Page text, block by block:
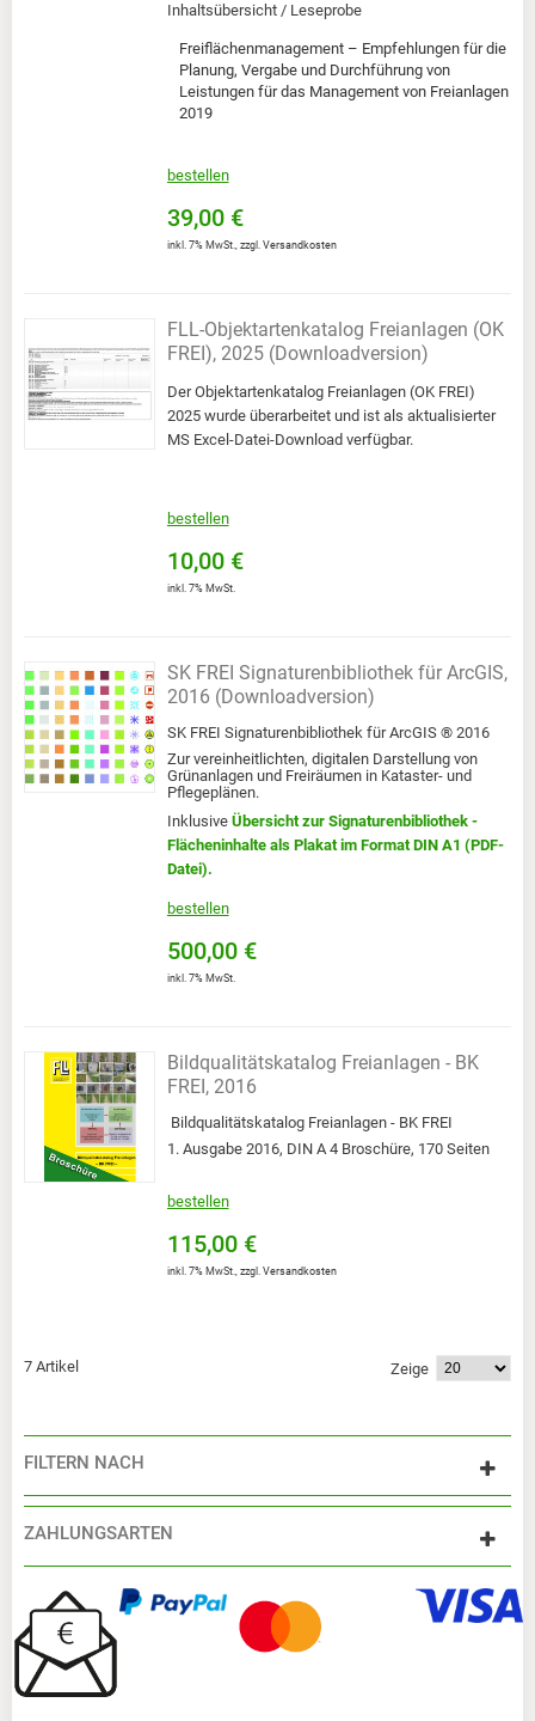
Inhaltsübersicht / Leseprobe
Freiflächenmanagement – Empfehlungen für die
Planung, Vergabe und Durchführung von
Leistungen für das Management von Freianlagen
2019
bestellen
39,00 €
inkl. 7% MwSt., zzgl. Versandkosten
FLL-Objektartenkatalog Freianlagen (OK
FREI), 2025 (Downloadversion)
Der Objektartenkatalog Freianlagen (OK FREI)
2025 wurde überarbeitet und ist als aktualisierter
MS Excel-Datei-Download verfügbar.
bestellen
10,00 €
inkl. 7% MwSt.
SK FREI Signaturenbibliothek für ArcGIS,
2016 (Downloadversion)
SK FREI Signaturenbibliothek für ArcGIS ® 2016
Zur vereinheitlichten, digitalen Darstellung von
Grünanlagen und Freiräumen in Kataster- und
Pflegeplänen.
Inklusive Übersicht zur Signaturenbibliothek -
Flächeninhalte als Plakatim Format DIN A1 (PDF-
Datei).
bestellen
500,00 €
inkl. 7% MwSt.
Bildqualitätskatalog Freianlagen - BK
FREI, 2016
Bildqualitätskatalog Freianlagen - BK FREI
1. Ausgabe 2016, DIN A 4 Broschüre, 170 Seiten
bestellen
115,00 €
inkl. 7% MwSt., zzgl. Versandkosten
7 Artikel Zeige
FILTERN NACH
ZAHLUNGSARTEN